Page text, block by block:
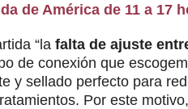
de América de 11 a 17
“la falta de ajuste
de conexión que
y sellado perfecto para
Por este